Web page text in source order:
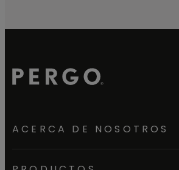
ACERCA DE NOSOTROS